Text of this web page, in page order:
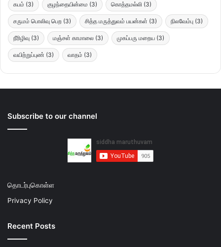
கபம் (3) குழந்தையின்மை (3) கொத்தமல்லி (3)
சருமம் பொலிவு பெற (3) சித்த மருத்துவம் பயன்கள் (3) நிலவேம்பு (3)
நீரிழிவு (3) மஞ்சள் காமாலை (3) முகப்பரு மறைய (3)
வயிற்றுப்புண் (3) வாதம் (3)
Subscribe to our channel
தொடர்புகொள்ள
Privacy Policy
Recent Posts